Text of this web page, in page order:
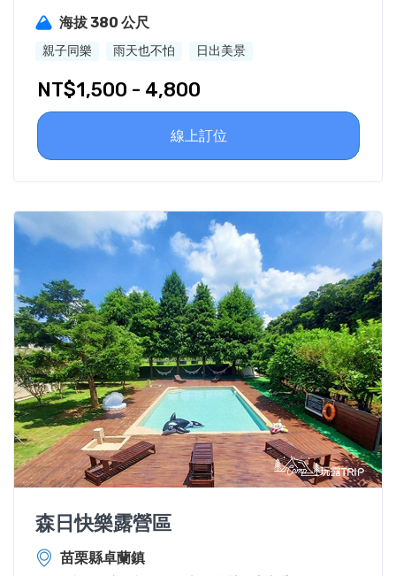
海拔 380 公尺
親子同樂 雨天也不怕 日出美景
NT$1,500 - 4,800
線上訂位
森日快樂露營區
苗栗縣卓蘭鎮